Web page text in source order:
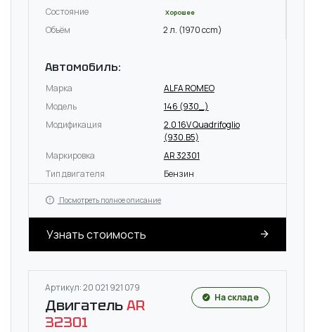
Состояние
Хорошее
Объём 2 л. (1970 ccm)
Автомобиль:
Марка
ALFA ROMEO
Модель
146 (930_)
Модификация
2.0 16V Quadrifoglio
(930.B5)
Маркировка
AR 32301
Тип двигателя
Бензин
Посмотреть полное описание
Узнать стоимость
Артикул: 20 021 921 079
ДвигательAR
32301
На складе